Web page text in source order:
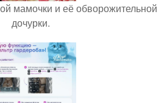
мамочки и её обворожительной
дочурки.